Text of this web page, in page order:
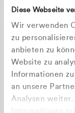
Diese Webseite
Wir verwenden
zu
anbieten zu
Website zu
Informationen
an unsere
Analysen